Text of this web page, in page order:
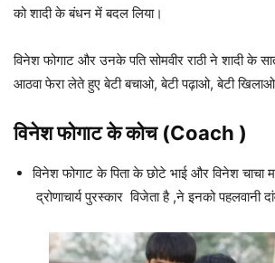
को शादी के बंधन में बदल लिया।
विनेश फोगाट और उनके पति सोमवीर राठी ने शादी के
आठवा फेरा लेते हुए बेटी बचाओ, बेटी पढ़ाओ, बेटी
विनेश फोगाटके कोच (Coach )
विनेश फोगाट के पिता के छोटे भाई और विनेश चाचा
द्रोणाचार्य पुरस्कार विजेता है ,ने इनको पहलवानी